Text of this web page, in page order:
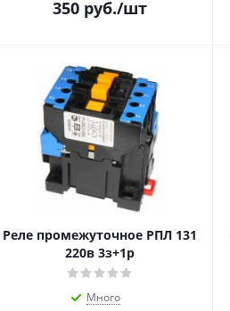
350 руб./шт
Реле промежуточное РПЛ 131
220в 3з+1р
Много